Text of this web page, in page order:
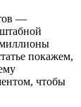
—
миллионы
покажем,
чтобы